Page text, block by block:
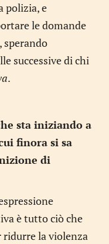
polizia, e
le domande
sperando
successive di chi
.
sta iniziando a
finora si sa
di
è tutto ciò che
ridurre la violenza